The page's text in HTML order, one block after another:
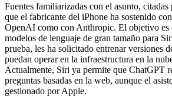
Fuentes familiarizadas con el asunto,
que el fabricante del iPhone ha sostenido
OpenAI como con Anthropic. El objetivo es
modelos de lenguaje de gran tamaño para
prueba, les ha solicitado entrenar versiones
puedan operar en la infraestructura en la
Actualmente, Siri ya permite que ChatGPT
preguntas basadas en la web, aunque el
gestionado por Apple.